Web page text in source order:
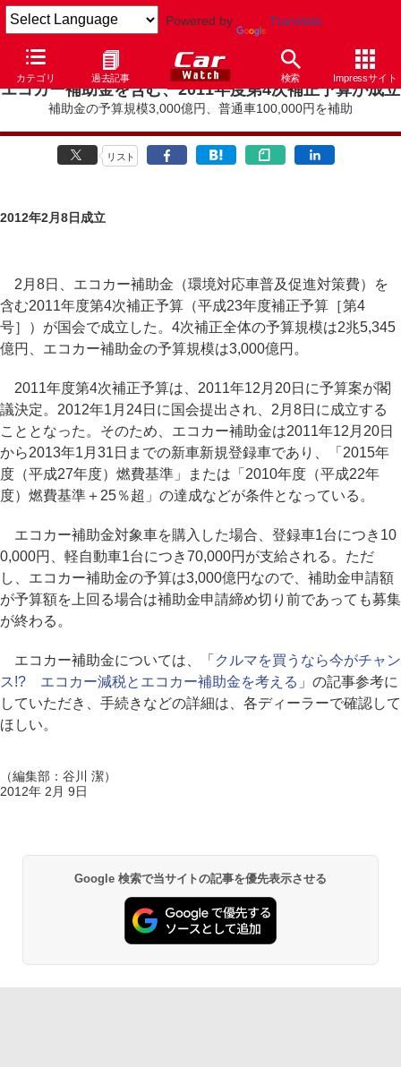
Powered by Translate
カテゴリ 過去記事 検索 Impressサイト
エコカー補助金を含む、2011年度第4次補正予算が成立
補助金の予算規模3,000億円、普通車100,000円を補助
リスト
2012年2月8日成立
2月8日、エコカー補助金（環境対応車普及促進対策費）を
含む2011年度第4次補正予算（平成23年度補正予算［第4
号］）が国会で成立した。4次補正全体の予算規模は2兆5,345
億円、エコカー補助金の予算規模は3,000億円。
2011年度第4次補正予算は、2011年12月20日に予算案が閣
議決定。2012年1月24日に国会提出され、2月8日に成立する
こととなった。そのため、エコカー補助金は2011年12月20日
から2013年1月31日までの新車新規登録車であり、「2015年
度（平成27年度）燃費基準」または「2010年度（平成22年
度）燃費基準＋25％超」の達成などが条件となっている。
エコカー補助金対象車を購入した場合、登録車1台につき10
0,000円、軽自動車1台につき70,000円が支給される。ただ
し、エコカー補助金の予算は3,000億円なので、補助金申請額
が予算額を上回る場合は補助金申請締め切り前であっても募集
が終わる。
エコカー補助金については、「 クルマを買うなら今がチャン
ス!? エコカー減税とエコカー補助金を考える 」の記事参考に
していただき、手続きなどの詳細は、各ディーラーで確認して
ほしい。
（編集部：谷川 潔）
2012年 2月 9日
Google 検索で当サイトの記事を優先表示させる